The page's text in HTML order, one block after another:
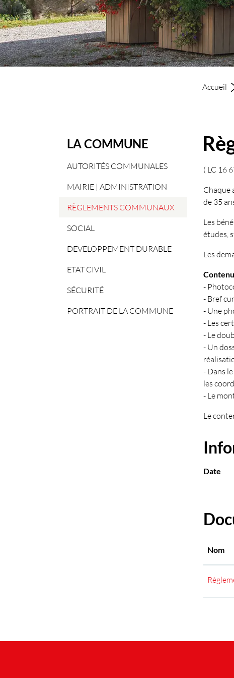
Accueil
LA COMMUNE
AUTORITÉS COMMUNALES
MAIRIE | ADMINISTRATION
RÈGLEMENTS COMMUNAUX
SOCIAL
DEVELOPPEMENT DURABLE
ETAT CIVIL
SÉCURITÉ
PORTRAIT DE LA COMMUNE
( LC 16
Chaque
de 35
Les
études,
Les
-
- Bref
- Une
- Les
- Le
- Un
- Dans
les
- Le
Le
Date
Nom